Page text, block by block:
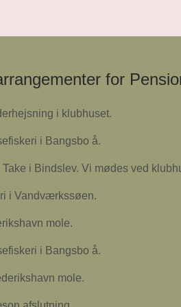
for
i klubhuset.
i Bangsbo å.
i Bindslev. Vi mødes ved
i Vandværkssøen.
mole.
i Bangsbo å.
mole.